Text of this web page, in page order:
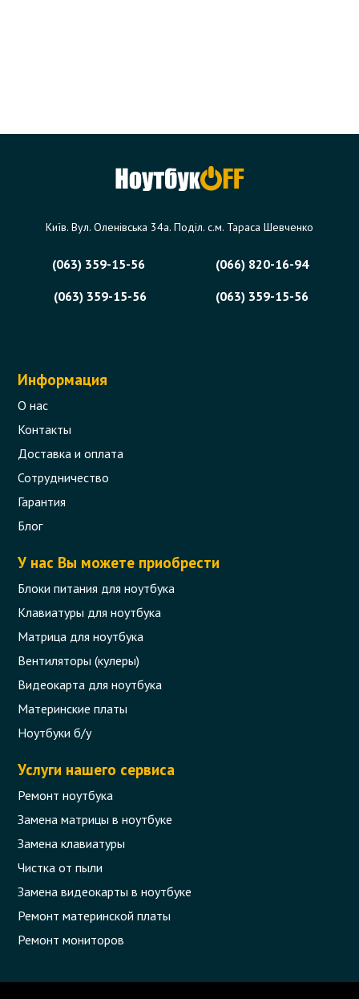
Київ. Вул. Оленівська 34а. Поділ. с.м. Тараса Шевченко
(063) 359-15-56
(066) 820-16-94
(063) 359-15-56
(063) 359-15-56
Информация
О нас
Контакты
Доставка и оплата
Сотрудничество
Гарантия
Блог
У нас Вы можете приобрести
Блоки питания для ноутбука
Клавиатуры для ноутбука
Матрица для ноутбука
Вентиляторы (кулеры)
Видеокарта для ноутбука
Материнские платы
Ноутбуки б/у
Услуги нашего сервиса
Ремонт ноутбука
Замена матрицы в ноутбуке
Замена клавиатуры
Чистка от пыли
Замена видеокарты в ноутбуке
Ремонт материнской платы
Ремонт мониторов